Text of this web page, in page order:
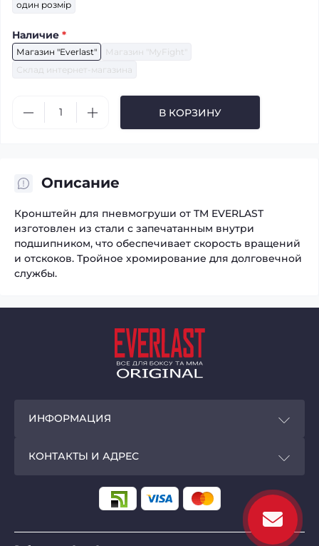
один розмір
Наличие *
Магазин "Everlast"
Магазин "MyFight"
Склад интернет-магазина
В КОРЗИНУ
Описание
Кронштейн для пневмогруши от TM EVERLAST
изготовлен из стали с запечатанным внутри
подшипником, что обеспечивает скорость вращений
и отскоков. Тройное хромирование для долговечной
службы.
ИНФОРМАЦИЯ
Доставка и оплата
КОНТАКТЫ И АДРЕС
ул. Большая Васильковская, 72, ТЦ